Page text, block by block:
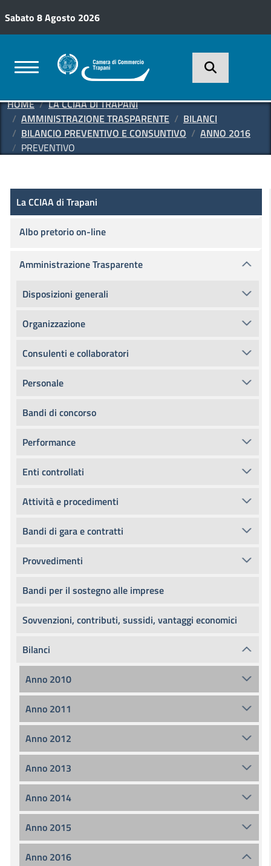
Sabato 8 Agosto 2026
HOME
LA CCIAA DI TRAPANI
AMMINISTRAZIONE TRASPARENTE
BILANCI
BILANCIO PREVENTIVO E CONSUNTIVO
ANNO 2016
PREVENTIVO
Amministrazione Trasparente
La CCIAA di Trapani
La CCIAA di Trapani
Albo pretorio on-line
Amministrazione Trasparente
Disposizioni generali
Organizzazione
Consulenti e collaboratori
Personale
Bandi di concorso
Performance
Enti controllati
Attività e procedimenti
Bandi di gara e contratti
Provvedimenti
Bandi per il sostegno alle imprese
Sovvenzioni, contributi, sussidi, vantaggi economici
Bilanci
Anno 2010
Anno 2011
Anno 2012
Anno 2013
Anno 2014
Anno 2015
Anno 2016